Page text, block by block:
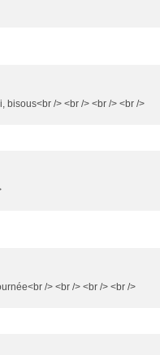
bisous<br /> <br /> <br /> <br />
/> <br /> <br /> <br />